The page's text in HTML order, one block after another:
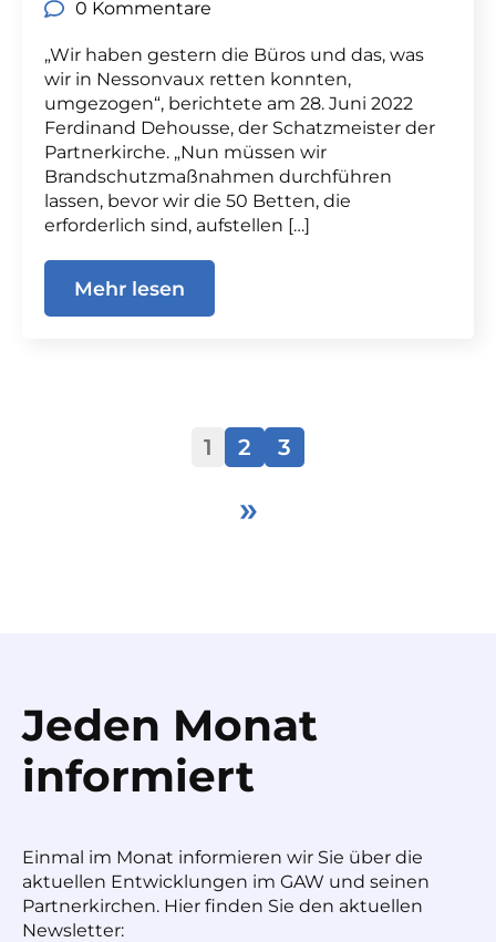
0 Kommentare
„Wir haben gestern die Büros und das, was
wir in Nessonvaux retten konnten,
umgezogen“, berichtete am 28. Juni 2022
Ferdinand Dehousse, der Schatzmeister der
Partnerkirche. „Nun müssen wir
Brandschutzmaßnahmen durchführen
lassen, bevor wir die 50 Betten, die
erforderlich sind, aufstellen […]
Mehr lesen
1 2 3
»
Jeden Monat
informiert
Einmal im Monat informieren wir Sie über die
aktuellen Entwicklungen im GAW und seinen
Partnerkirchen. Hier finden Sie den aktuellen
Newsletter: